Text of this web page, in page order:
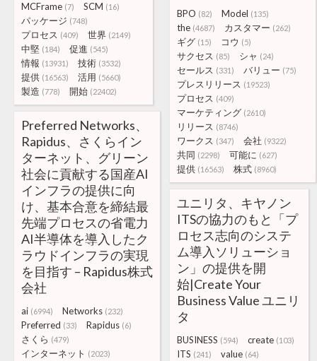
BPO (82) Model (135)
the (4687) カスタマー (262)
ギグ (15) コウ (5)
サクセス (85) シャ (24)
セールス (331) バリュー (75)
プレスリリース (19523)
プロセス (409)
マーケティング (2610)
リリース (8746)
ワークス (347) 会社 (9322)
共同 (2298) 可能に (627)
提供 (16563) 株式 (8960)
MCFrame (7) SCM (16)
パッケージ (748)
プロセス (409) 世界 (2149)
中堅 (184) 促進 (545)
情報 (13931) 技術 (3532)
提供 (16563) 活用 (5660)
製造 (778) 開始 (22402)
Preferred Networks、
Rapidus、さくらイン
ターネット、グリーン
社会に貢献する国産AI
インフラの提供に向
け、基本合意を締結最
先端プロセスの省電力
AI半導体を導入したク
ラウドインフラの実現
を目指す – Rapidus株式
会社
ai (6994) Networks (232)
Preferred (33) Rapidus (6)
さくら (479)
インターネット (2023)
ユニリタ、キヤノン
ITSの協力のもと「プ
ロセス志向のシステ
ム導入ソリューショ
ン」の提供を開
始|Create Your
Business Value ユニリ
タ
BUSINESS (594) create (103)
ITS (241) value (64)